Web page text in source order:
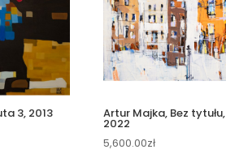
3, 2013
Artur Majka, Bez tytułu,
2022
5,600.00zł